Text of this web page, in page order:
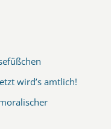
wird’s amtlich!